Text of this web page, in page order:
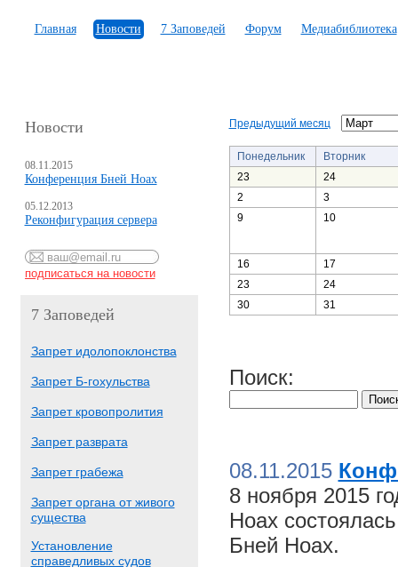
Главная Новости 7 Заповедей Форум Медиабиблиотека
Новости
08.11.2015
Конференция Бней Ноах
05.12.2013
Реконфигурация сервера
7 Заповедей
Запрет идолопоклонства
Запрет Б-гохульства
Запрет кровопролития
Запрет разврата
Запрет грабежа
Запрет органа от живого
существа
Установление
справедливых судов
Предыдущий месяц
Понедельник
Вторник
23
24
2
3
9
10
16
17
23
24
30
31
Поиск:
08.11.2015
8 ноября 2015
Ноах
Бней Ноах.